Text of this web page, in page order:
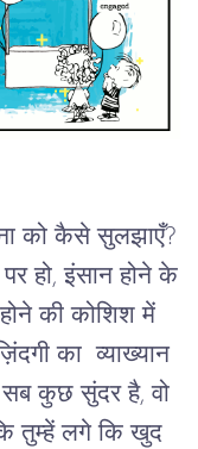
को कैसे सुलझाएँ?
हो, इंसान होने के
की कोशिश में
का व्याख्यान
सब कुछ सुंदर है, वो
तुम्हें लगे कि खुद